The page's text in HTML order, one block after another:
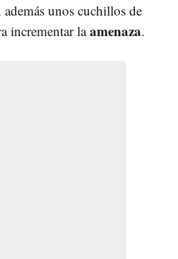
unos cuchillos de
incrementar laamenaza.